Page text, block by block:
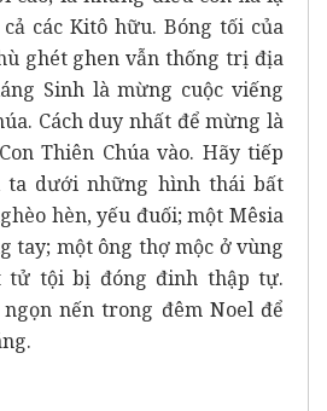
các Kitô hữu. Bóng tối của
ghét ghen vẫn thống trị địa
Sinh là mừng cuộc viếng
Cách duy nhất để mừng là
Thiên Chúa vào. Hãy tiếp
ta dưới những hình thái bất
hèn, yếu đuối; một Mêsia
tay; một ông thợ mộc ở vùng
tử tội bị đóng đinh thập tự.
nến trong đêm Noel để